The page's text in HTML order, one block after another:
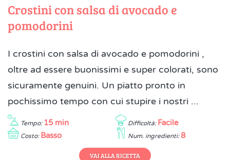
Crostini con salsa di avocado e
pomodorini
I crostini con salsa di avocado e pomodorini ,
oltre ad essere buonissimi e super colorati, sono
sicuramente genuini. Un piatto pronto in
pochissimo tempo con cui stupire i nostri ...
Tempo: 15 min Difficoltà: Facile
Costo: Basso Num. ingredienti: 8
VAI ALLA RICETTA